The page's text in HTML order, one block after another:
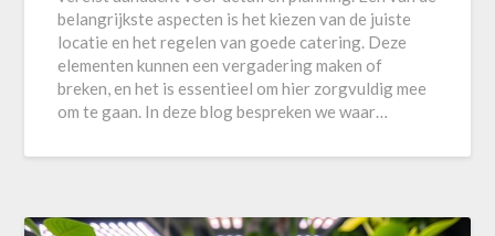
belangrijkste aspecten is het kiezen van de juiste
locatie en het regelen van goede catering. Deze
elementen kunnen een vergadering maken of
breken, en het is essentieel om hier zorgvuldig mee
om te gaan. In deze blog bespreken we waar…